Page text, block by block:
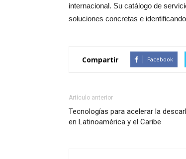
internacional. Su catálogo de
soluciones concretas e
Compartir Facebook
Artículo anterior
Tecnologías para acelerar la
en Latinoamérica y el Caribe